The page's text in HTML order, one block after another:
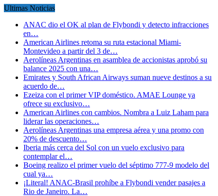
Ultimas Noticias
ANAC dio el OK al plan de Flybondi y detecto infracciones
en…
American Airlines retoma su ruta estacional Miami-
Montevideo a partir del 3 de…
Aerolíneas Argentinas en asamblea de accionistas aprobó su
balance 2025 con una…
Emirates y South African Airways suman nueve destinos a su
acuerdo de…
Ezeiza con el primer VIP doméstico. AMAE Lounge ya
ofrece su exclusivo…
American Airlines con cambios. Nombra a Luiz Laham para
liderar las operaciones…
Aerolíneas Argentinas una empresa aérea y una promo con
20% de descuento…
Iberia más cerca del Sol con un vuelo exclusivo para
contemplar el…
Boeing realizo el primer vuelo del séptimo 777-9 modelo del
cual ya…
¡Literal! ANAC-Brasil prohíbe a Flybondi vender pasajes a
Rio de Janeiro. La…